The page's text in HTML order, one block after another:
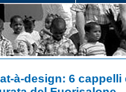
à-design: 6